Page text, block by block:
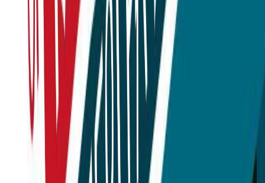
Οι Κατάσκοποι της Γεωγραφίας
Αριθμός σειράς